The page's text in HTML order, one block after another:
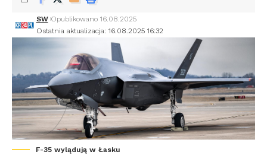
Ostatnia aktualizacja: 16.08.2025 16:32
SW Opublikowano 16.08.2025
F-35 wylądują w Łasku